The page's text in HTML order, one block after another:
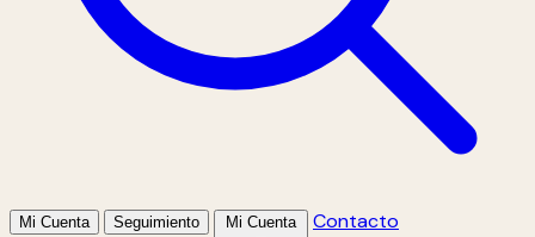
Mi Cuenta Seguimiento Mi Cuenta Contacto